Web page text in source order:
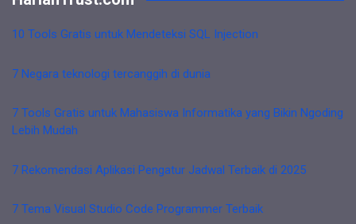
10 Tools Gratis untuk Mendeteksi SQL Injection
7 Negara teknologi tercanggih di dunia
7 Tools Gratis untuk Mahasiswa Informatika yang Bikin Ngoding
Lebih Mudah
7 Rekomendasi Aplikasi Pengatur Jadwal Terbaik di 2025
7 Tema Visual Studio Code Programmer Terbaik